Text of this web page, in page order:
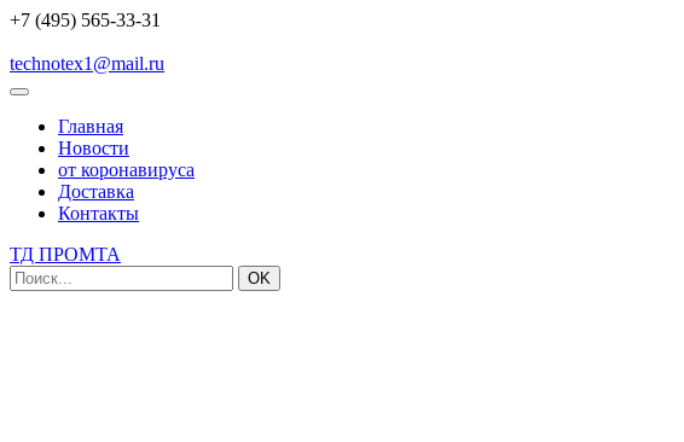
+7 (495) 565-33-31
technotex1@mail.ru
Главная
Новости
от коронавируса
Доставка
Контакты
ТД ПРОМТА
OK